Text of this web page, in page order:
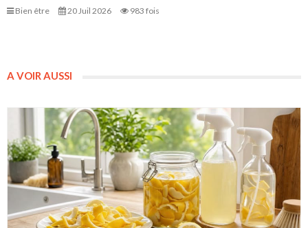
Bien être 20 Juil 2026 983 fois
A VOIR AUSSI